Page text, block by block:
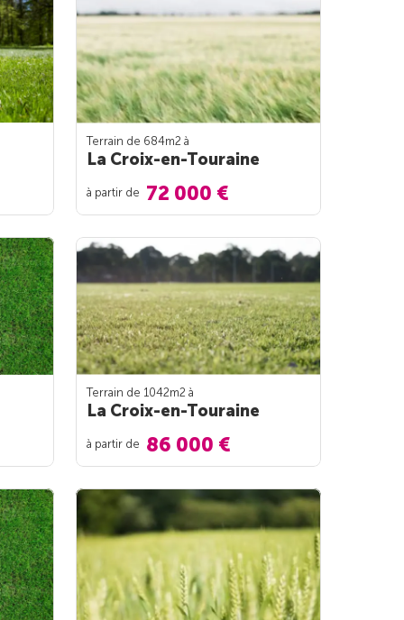
Terrain de 684m2 à
La Croix-en-Touraine
à partir de 72 000 €
Terrain de 1042m2 à
La Croix-en-Touraine
à partir de 86 000 €